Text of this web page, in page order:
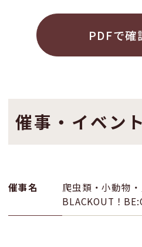
PDFで確
催事・イベン
催事名
爬虫類・小動物
BLACKOUT！